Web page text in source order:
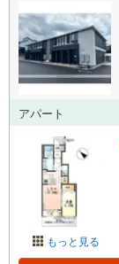
アパート
もっと見る